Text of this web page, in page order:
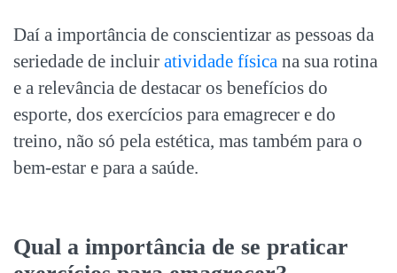
Daí a importância de conscientizar as pessoas da
seriedade de incluir atividade física na sua rotina
e a relevância de destacar os benefícios do
esporte, dos exercícios para emagrecer e do
treino, não só pela estética, mas também para o
bem-estar e para a saúde.
Qual a importância de se praticar